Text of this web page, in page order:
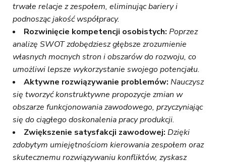
trwałe relacje z zespołem, eliminując bariery i
podnosząc jakość współpracy.
Rozwinięcie kompetencji osobistych: Poprzez
analizę SWOT zdobędziesz głębsze zrozumienie
własnych mocnych stron i obszarów do rozwoju, co
umożliwi lepsze wykorzystanie swojego potencjału.
Aktywne rozwiązywanie problemów: Nauczysz
się tworzyć konstruktywne propozycje zmian w
obszarze funkcjonowania zawodowego, przyczyniając
się do ciągłego doskonalenia pracy produkcji.
Zwiększenie satysfakcji zawodowej: Dzięki
zdobytym umiejętnościom kierowania zespołem oraz
skutecznemu rozwiązywaniu konfliktów, zyskasz